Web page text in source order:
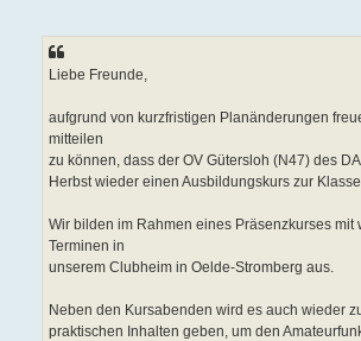
Liebe Freunde,
aufgrund von kurzfristigen Planänderungen
mitteilen
zu können, dass der OV Gütersloh (N47) des
Herbst wieder einen Ausbildungskurs zur
Wir bilden im Rahmen eines Präsenzkurses mit
Terminen in
unserem Clubheim in Oelde-Stromberg aus.
Neben den Kursabenden wird es auch wieder
praktischen Inhalten geben, um den